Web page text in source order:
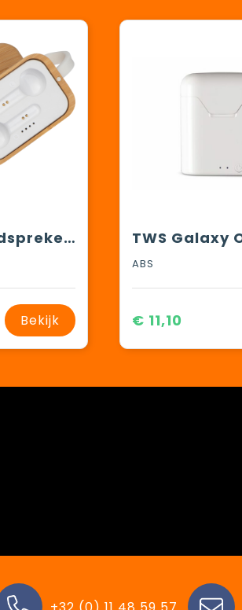
Bluetooth luidspreker set
Bekijk
ABS
€ 11,10